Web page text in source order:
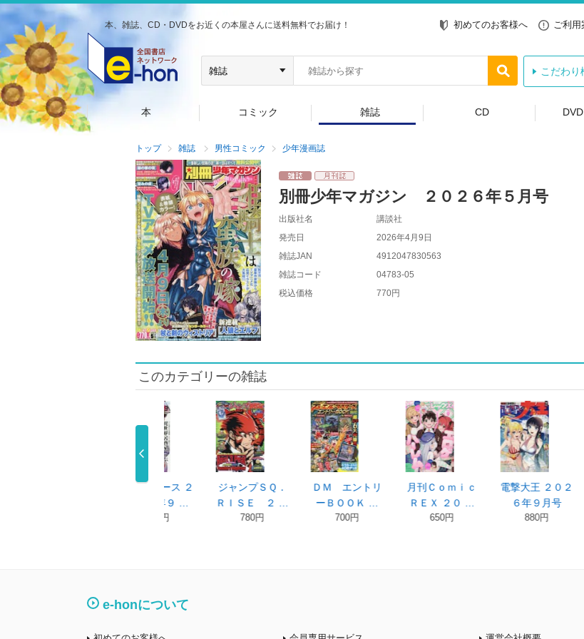
本、雑誌、CD・DVDをお近くの本屋さんに送料無料でお届け！ 初めてのお客様へ ご利用
こだわり
本 コミック 雑誌 CD
トップ 雑誌 男性コミック 少年漫画誌
別冊少年マガジン ２０２６年５月号
出版社名
講談社
発売日
2026年4月9日
雑誌JAN
4912047830563
雑誌コード
04783-05
税込価格
770円
このカテゴリーの雑誌
ＤＭ エントリ
ーＢＯＯＫ …
700円
月刊Ｃｏｍｉｃ
ＲＥＸ ２０ …
650円
電撃大王 ２０２
６年９月号
880円
電撃マオウ ２０
２６年９月 …
800円
少年Ａ（エー
ス） ２０２６
…
e-honについて